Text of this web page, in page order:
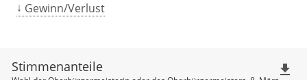
Gewinn/Verlust
Stimmenanteile file_download